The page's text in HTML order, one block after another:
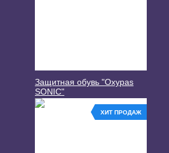
Защитная обувь "Oxypas
SONIC"
ХИТ ПРОДАЖ